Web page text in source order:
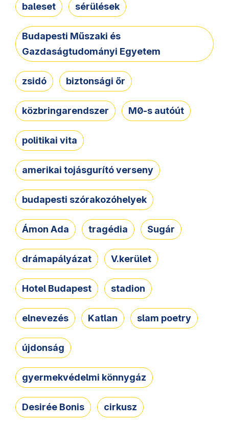
baleset sérülések
Budapesti Műszaki és
Gazdaságtudományi Egyetem
zsidó biztonsági őr
közbringarendszer M0-s autóút
politikai vita
amerikai tojásgurító verseny
budapesti szórakozóhelyek
Ámon Ada tragédia Sugár
drámapályázat V.kerület
Hotel Budapest stadion
elnevezés Katlan slam poetry
újdonság
gyermekvédelmi könnygáz
Desirée Bonis cirkusz